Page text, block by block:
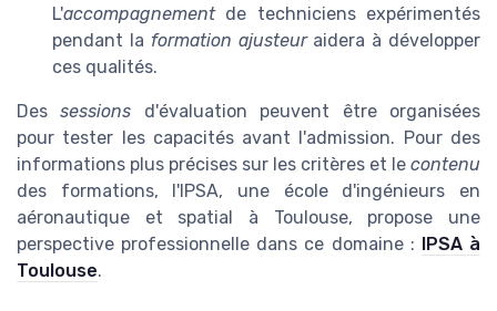
L'accompagnementde techniciens expérimentés
pendant la formation ajusteuraidera à développer
ces qualités.
Dessessions d'évaluation peuvent être organisées
pour tester les capacités avant l'admission. Pour des
informations plus précises sur les critères et le contenu
des formations, l'IPSA, une école d'ingénieurs en
aéronautique et spatial à Toulouse, propose une
perspective professionnelle dans ce domaine : IPSA à
Toulouse.